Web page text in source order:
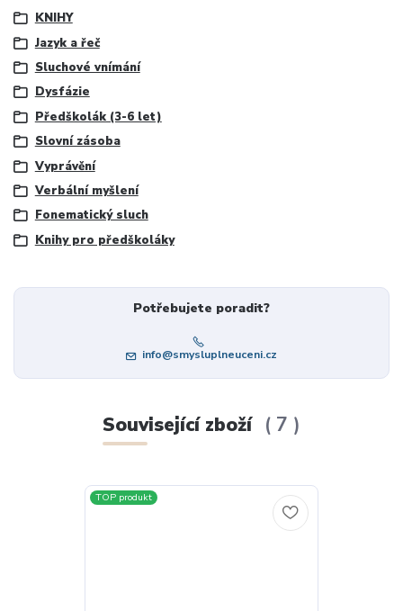
KNIHY
Jazyk a řeč
Sluchové vnímání
Dysfázie
Předškolák (3-6 let)
Slovní zásoba
Vyprávění
Verbální myšlení
Fonematický sluch
Knihy pro předškoláky
Potřebujete poradit?
info@smysluplneuceni.cz
Související zboží 7
TOP produkt